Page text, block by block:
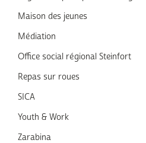
Maison des jeunes
Médiation
Office social régional Steinfort
Repas sur roues
SICA
Youth & Work
Zarabina